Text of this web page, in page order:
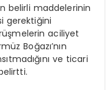
belirli maddelerinin
gerektiğini
aciliyet
Boğazı’nın
ve ticari